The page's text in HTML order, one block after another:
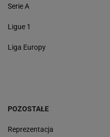
Serie A
Ligue 1
Liga Europy
POZOSTAŁE
Reprezentacja